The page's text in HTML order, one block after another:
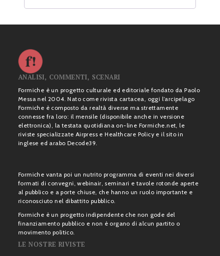
ANALISI, COMMENTI, SCENARI
Formiche è un progetto culturale ed editoriale fondato da Paolo
Messa nel 2004. Nato come rivista cartacea, oggi l’arcipelago
Formiche è composto da realtà diverse ma strettamente
connesse fra loro: il mensile (disponibile anche in versione
elettronica), la testata quotidiana on-line Formiche.net, le
riviste specializzate Airpress e Healthcare Policy e il sito in
inglese ed arabo Decode39.
Formiche vanta poi un nutrito programma di eventi nei diversi
formati di convegni, webinair, seminari e tavole rotonde aperte
al pubblico e a porte chiuse, che hanno un ruolo importante e
riconosciuto nel dibattito pubblico.
Formiche è un progetto indipendente che non gode del
finanziamento pubblico e non è organo di alcun partito o
movimento politico.
LE NOSTRE RIVISTE